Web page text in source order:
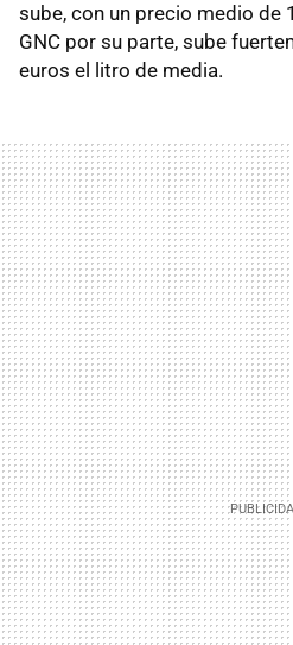
sube, con un precio medio de
GNC por su parte, sube
euros el litro de media.